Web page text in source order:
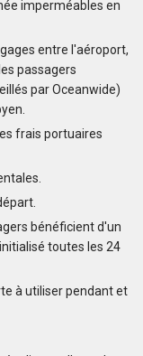
imperméables en
entre l'aéroport,
passagers
par Oceanwide)
frais portuaires
bénéficient d'un
toutes les 24
à utiliser pendant et